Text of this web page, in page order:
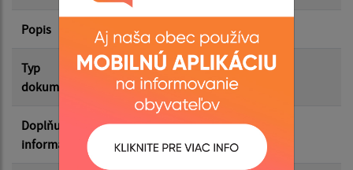
Filtrovať
Popis
Typ
dokumentu
Rozpočet-Hospodárenie
Doplňujúce
informácie